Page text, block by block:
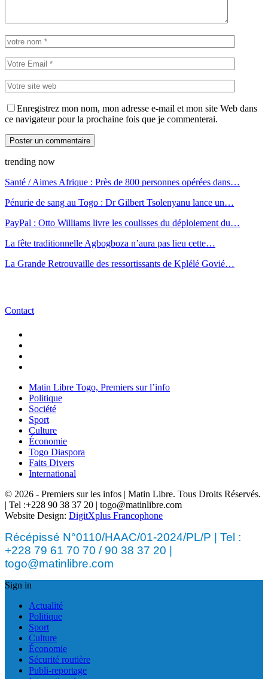
Enregistrez mon nom, mon adresse e-mail et mon site Web dans
ce navigateur pour la prochaine fois que je commenterai.
trending now
Santé / Aimes Afrique : Près de 800 personnes opérées dans…
Pénurie de sang au Togo : Dr Gilbert Tsolenyanu lance un…
PayPal : Otto Williams livre les coulisses du déploiement du…
La fête traditionnelle Agbogboza n’aura pas lieu cette…
La Grande Retrouvaille des ressortissants de Kplélé Govié…
Contact
Matin Libre Togo, Premiers sur l’info
Politique
Société
Sport
Culture
Économie
Togo Diaspora
Faits Divers
International
© 2026 - Premiers sur les infos | Matin Libre. Tous Droits Réservés.
| Tel :+228 90 38 37 20 | togo@matinlibre.com
Website Design: DigitXplus Francophone
Récépissé N°0110/HAAC/01-2024/PL/P | Tel :
+228 79 61 70 70 / 90 38 37 20 |
togo@matinlibre.com
Sign in
Actualité
Politique
Sport
Culture
Économie
Sécurité routière
Publi-reportage